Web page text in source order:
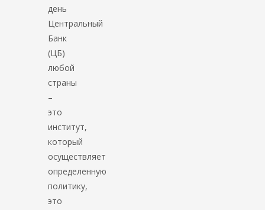
день
Центральный
Банк
(ЦБ)
любой
страны
–
это
институт,
который
осуществляет
определенную
политику,
это